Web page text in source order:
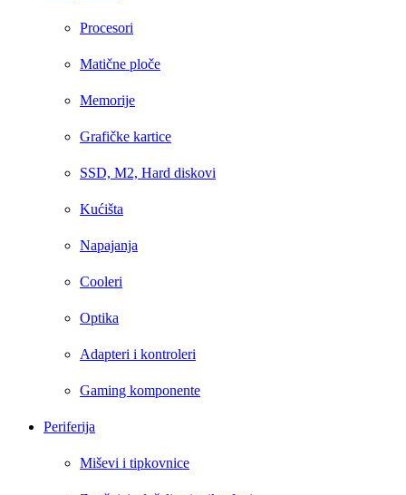
Procesori
Matične ploče
Memorije
Grafičke kartice
SSD, M2, Hard diskovi
Kućišta
Napajanja
Cooleri
Optika
Adapteri i kontroleri
Gaming komponente
Periferija
Miševi i tipkovnice